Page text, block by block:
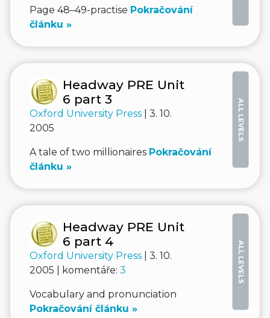
Page 48–49-practise Pokračování
článku »
ALL LEVELS
Headway PRE Unit
6 part 3
Oxford University Press
| 3. 10.
2005
A tale of two millionaires Pokračování
článku »
ALL LEVELS
Headway PRE Unit
6 part 4
Oxford University Press
| 3. 10.
2005 | komentáře: 3
Vocabulary and pronunciation
Pokračování článku »